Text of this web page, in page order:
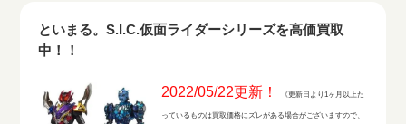
といまる。S.I.C.仮面ライダーシリーズを高価買取
中！！
2022/05/22更新！ 《更新日より1ヶ月以上た
っているものは買取価格にズレがある場合がございますので、